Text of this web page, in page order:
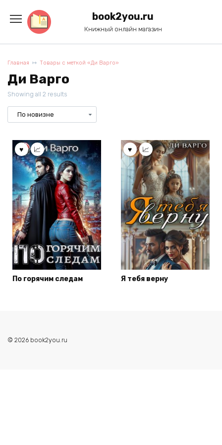
содержанию
book2you.ru
Книжный онлайн магазин
Главная Товары с меткой «Ди Варго»
Ди Варго
Showing all 2 results
По горячим следам Я тебя верну
© 2026 book2you.ru